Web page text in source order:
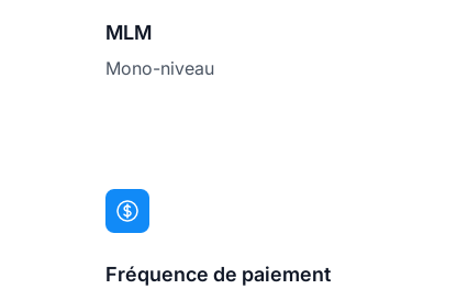
MLM
Mono-niveau
Fréquence de paiement